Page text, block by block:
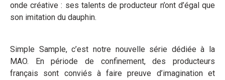
onde créative : ses talents de producteur n’ont d’égal que
son imitation du dauphin.
Simple Sample, c’est notre nouvelle série dédiée à la
MAO. En période de confinement, des producteurs
français sont conviés à faire preuve d’imagination et